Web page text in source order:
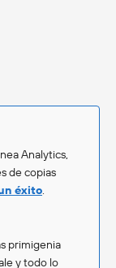
Analytics,
de copias
éxito.
primigenia
y todo lo